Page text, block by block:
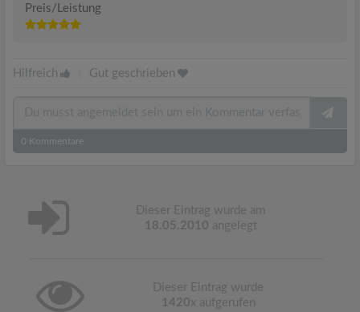
Preis/Leistung
Hilfreich Gut geschrieben
0 Kommentare
Dieser Eintrag wurde am
18.05.2010 angelegt
Dieser Eintrag wurde
1420x aufgerufen